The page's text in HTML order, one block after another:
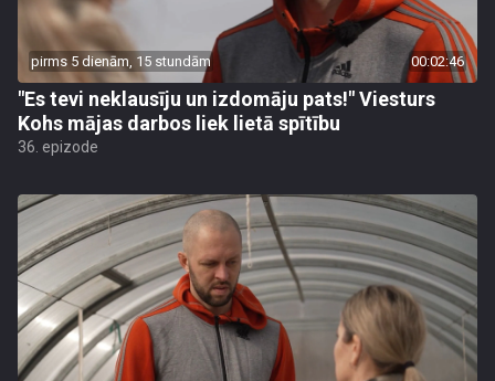
pirms 5 dienām, 15 stundām 00:02:46
"Es tevi neklausīju un izdomāju pats!" Viesturs
Kohs mājas darbos liek lietā spītību
36. epizode